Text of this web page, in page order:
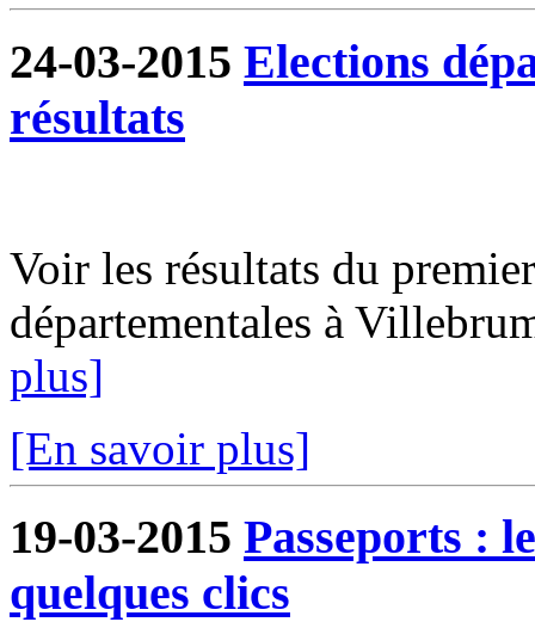
24-03-2015 Elections
résultats
Voir les résultats du
départementales à
plus]
[En savoir plus]
19-03-2015 Passeports :
quelques clics